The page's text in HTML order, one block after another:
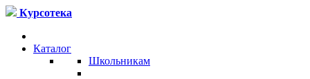
Курсотека
Каталог
Школьникам